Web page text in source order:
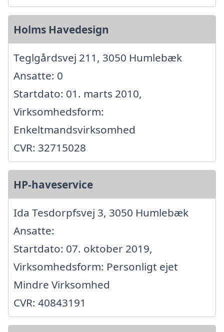
Holms Havedesign
Teglgårdsvej 211, 3050 Humlebæk
Ansatte: 0
Startdato: 01. marts 2010,
Virksomhedsform:
Enkeltmandsvirksomhed
CVR: 32715028
HP-haveservice
Ida Tesdorpfsvej 3, 3050 Humlebæk
Ansatte:
Startdato: 07. oktober 2019,
Virksomhedsform: Personligt ejet
Mindre Virksomhed
CVR: 40843191